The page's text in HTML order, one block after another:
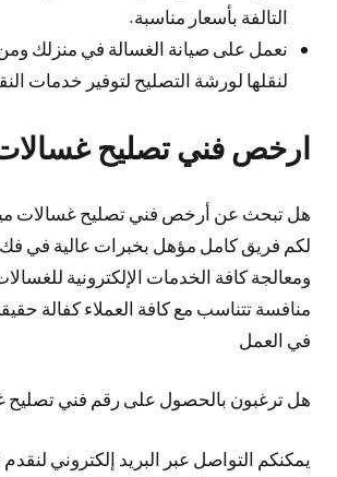
التالفة بأسعار مناسبة.
نعمل على صيانة الغسالة في منزلك
لنقلها لورشة التصليح لتوفير خدمات
ارخص فني تصليح
هل تبحث عن أرخص فني تصليح غسالات
لكم فريق كامل مؤهل بخبرات عالية في
ومعالجة كافة الخدمات الإلكترونية
منافسة تتناسب مع كافة العملاء كفالة
في العمل
هل ترغبون بالحصول على رقم فني تصليح
يمكنكم التواصل عبر البريد إلكتروني لنقدم